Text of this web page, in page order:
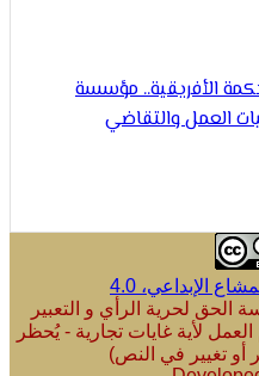
مؤسسة
والتقاضي
4.0
الرأي و التعبير
غايات تجارية - يُحظر
في النص)